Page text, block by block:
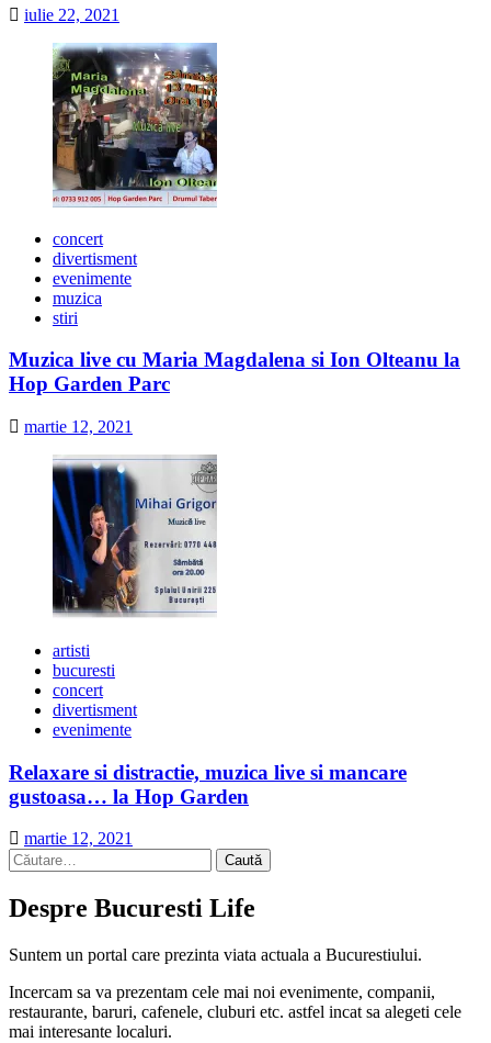
iulie 22, 2021
concert
divertisment
evenimente
muzica
stiri
Muzica live cu Maria Magdalena si Ion Olteanu la
Hop Garden Parc
martie 12, 2021
artisti
bucuresti
concert
divertisment
evenimente
Relaxare si distractie, muzica live si mancare
gustoasa… la Hop Garden
martie 12, 2021
Caută
după:
Despre Bucuresti Life
Suntem un portal care prezinta viata actuala a Bucurestiului.
Incercam sa va prezentam cele mai noi evenimente, companii,
restaurante, baruri, cafenele, cluburi etc. astfel incat sa alegeti cele
mai interesante localuri.